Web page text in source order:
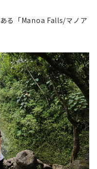
る「Manoa Falls/マノア